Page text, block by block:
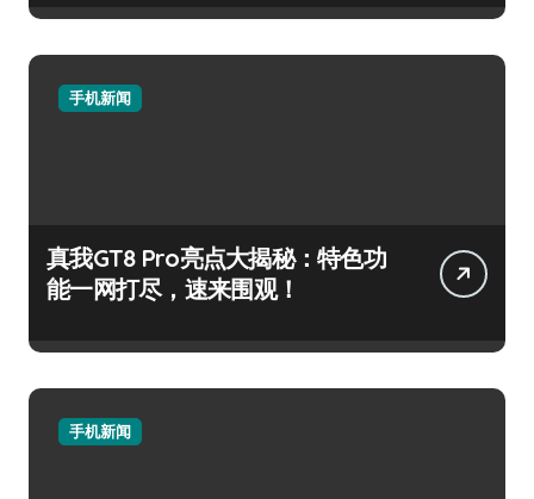
手机新闻
真我GT8 Pro亮点大揭秘：特色功
能一网打尽，速来围观！
手机新闻